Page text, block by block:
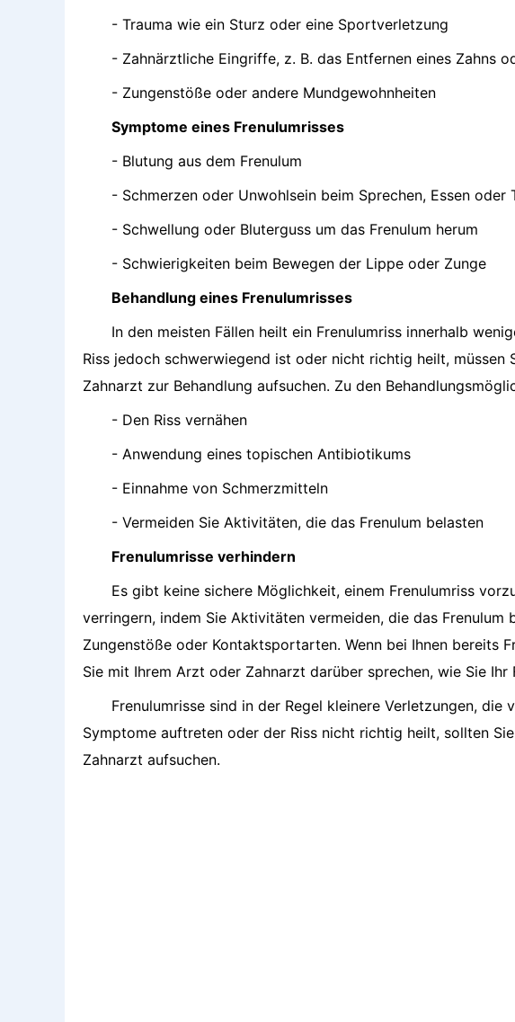
- Trauma wie ein Sturz oder eine Sportverletzung
- Zahnärztliche Eingriffe, z. B. das Entfernen eines Zahns
- Zungenstöße oder andere Mundgewohnheiten
Symptome eines Frenulumrisses
- Blutung aus dem Frenulum
- Schmerzen oder Unwohlsein beim Sprechen, Essen oder
- Schwellung oder Bluterguss um das Frenulum herum
- Schwierigkeiten beim Bewegen der Lippe oder Zunge
Behandlung eines Frenulumrisses
In den meisten Fällen heilt ein Frenulumriss innerhalb
Riss jedoch schwerwiegend ist oder nicht richtig heilt, müssen
Zahnarzt zur Behandlung aufsuchen. Zu den
- Den Riss vernähen
- Anwendung eines topischen Antibiotikums
- Einnahme von Schmerzmitteln
- Vermeiden Sie Aktivitäten, die das Frenulum belasten
Frenulumrisse verhindern
Es gibt keine sichere Möglichkeit, einem Frenulumriss
verringern, indem Sie Aktivitäten vermeiden, die das Frenulum
Zungenstöße oder Kontaktsportarten. Wenn bei Ihnen bereits
Sie mit Ihrem Arzt oder Zahnarzt darüber sprechen, wie Sie Ihr
Frenulumrisse sind in der Regel kleinere Verletzungen, die
Symptome auftreten oder der Riss nicht richtig heilt, sollten
Zahnarzt aufsuchen.